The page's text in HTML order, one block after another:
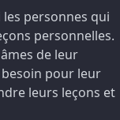
personnes qui
personnelles.
de leur
besoin pour leur
leurs leçons et